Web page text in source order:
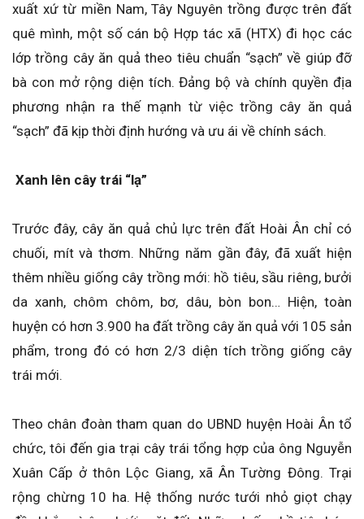
xuất xứ từ miền Nam, Tây Nguyên trồng được trên đất
quê mình, một số cán bộ Hợp tác xã (HTX) đi học các
lớp trồng cây ăn quả theo tiêu chuẩn “sạch” về giúp đỡ
bà con mở rộng diện tích. Đảng bộ và chính quyền địa
phương nhận ra thế mạnh từ việc trồng cây ăn quả
“sạch” đã kịp thời định hướng và ưu ái về chính sách.
Xanh lên cây trái “lạ”
Trước đây, cây ăn quả chủ lực trên đất Hoài Ân chỉ có
chuối, mít và thơm. Những năm gần đây, đã xuất hiện
thêm nhiều giống cây trồng mới: hồ tiêu, sầu riêng, bưởi
da xanh, chôm chôm, bơ, dâu, bòn bon… Hiện, toàn
huyện có hơn 3.900 ha đất trồng cây ăn quả với 105 sản
phẩm, trong đó có hơn 2/3 diện tích trồng giống cây
trái mới.
Theo chân đoàn tham quan do UBND huyện Hoài Ân tổ
chức, tôi đến gia trại cây trái tổng hợp của ông Nguyễn
Xuân Cấp ở thôn Lộc Giang, xã Ân Tường Đông. Trại
rộng chừng 10 ha. Hệ thống nước tưới nhỏ giọt chạy